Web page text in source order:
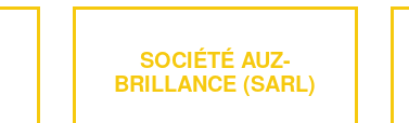
SOCIÉTÉ AUZ-
BRILLANCE (SARL)